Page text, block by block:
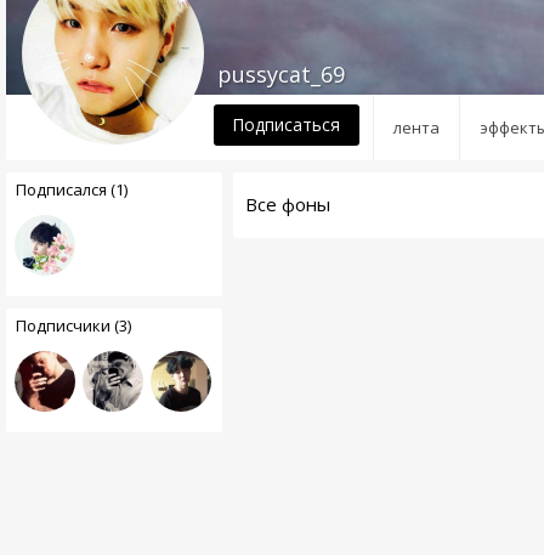
лента
pussycat_69
Подписаться
Подписался (1)
Подписчики (3)
Все фоны